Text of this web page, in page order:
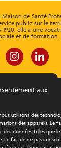
aux
utilisons des
des appareils. Le
données telles que
Le fait de ne pas
de Santé
public sur le
elle a une
et de formation.
Concours
Trouver